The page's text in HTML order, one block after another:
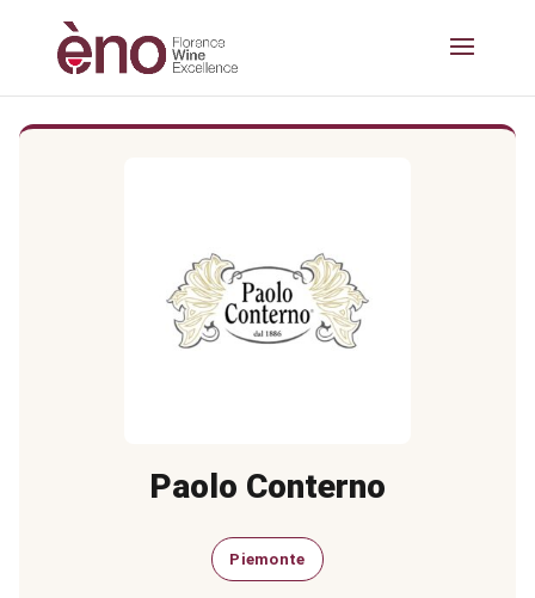
Paolo Conterno
Piemonte